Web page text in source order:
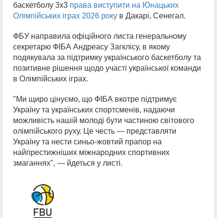
баскетболу 3х3 права виступити на Юнацьких
Олімпійських іграх 2026 року в Дакарі, Сенегал.
ФБУ направила офіційного листа генеральному
секретарю ФІБА Андреасу Загклісу, в якому
подякувала за підтримку українського баскетболу та
позитивне рішення щодо участі української команди
в Олімпійських іграх.
"Ми щиро цінуємо, що ФІБА вкотре підтримує
Україну та українських спортсменів, надаючи
можливість нашій молоді бути частиною світового
олімпійського руху. Це честь — представляти
Україну та нести синьо-жовтий прапор на
найпрестижніших міжнародних спортивних
змаганнях", — йдеться у листі.